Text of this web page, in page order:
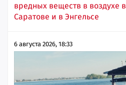
вредных веществ в воздухе в
Саратове и в Энгельсе
6 августа 2026, 18:33